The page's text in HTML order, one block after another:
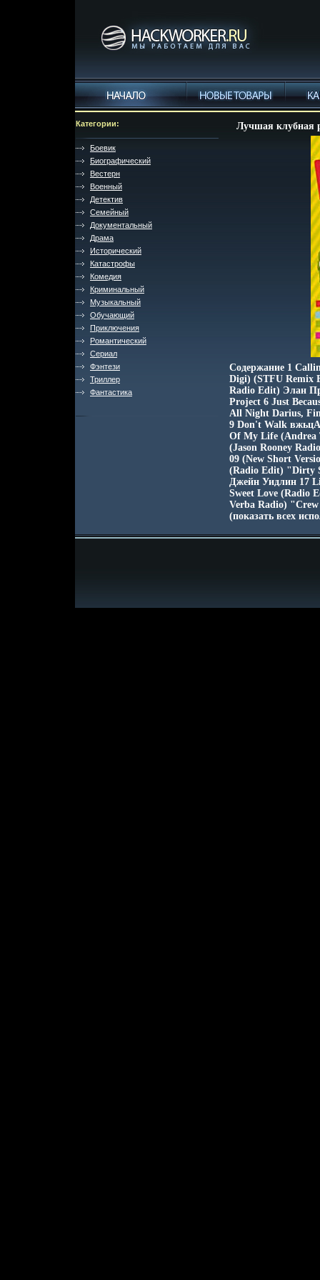
Категории:
Боевик
Биографический
Вестерн
Военный
Детектив
Семейный
Документальный
Драма
Исторический
Катастрофы
Комедия
Криминальный
Музыкальный
Обучающий
Приключения
Романтический
Сериал
Фэнтези
Триллер
Фантастика
Лучшая клубная
Содержание 1
Digi) (STFU Remix
Radio Edit) Элан
Project 6 Just
All Night Darius,
9 Don't Walk
Of My Life (Andrea
(Jason Rooney
09 (New Short
(Radio Edit) "Dirty
Джейн Уидлин 17
Sweet Love (Radio
Verba Radio)
(показать всех